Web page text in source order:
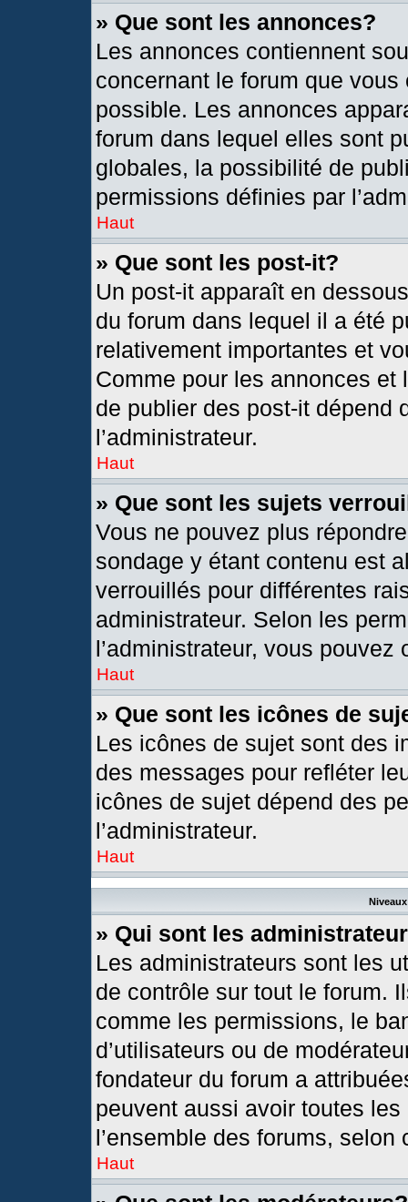
» Que sont les annonces?
Les annonces contiennent
concernant le forum que
possible. Les annonces
forum dans lequel elles sont
globales, la possibilité de
permissions définies par
Haut
» Que sont les post-it?
Un post-it apparaît en
du forum dans lequel il a été
relativement importantes et
Comme pour les annonces
de publier des post-it dépend
l’administrateur.
Haut
» Que sont les sujets
Vous ne pouvez plus
sondage y étant contenu est
verrouillés pour différentes
administrateur. Selon les
l’administrateur, vous
Haut
» Que sont les icônes de
Les icônes de sujet sont des
des messages pour refléter
icônes de sujet dépend des
l’administrateur.
Haut
» Qui sont les
Les administrateurs sont les
de contrôle sur tout le forum.
comme les permissions, le
d’utilisateurs ou de
fondateur du forum a
peuvent aussi avoir toutes
l’ensemble des forums,
Haut